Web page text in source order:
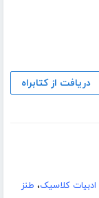
دریافت از کتابراه
ادبیات کلاسیک، طنز